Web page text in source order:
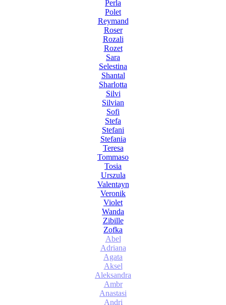
Perla
Polet
Reymand
Roser
Rozali
Rozet
Sara
Selestina
Shantal
Sharlotta
Silvi
Silvian
Sofi
Stefa
Stefani
Stefania
Teresa
Tommaso
Tosia
Urszula
Valentayn
Veronik
Violet
Wanda
Zibille
Zofka
Abel
Adriana
Agata
Aksel
Aleksandra
Ambr
Anastasi
Andri